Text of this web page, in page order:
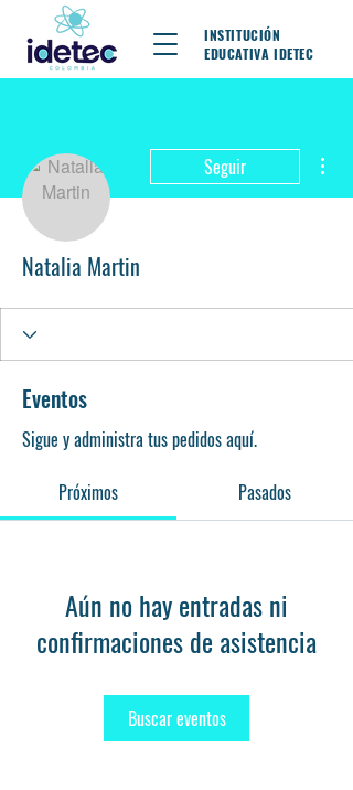
INSTITUCIÓN
EDUCATIVA IDETEC
Seguir
Natalia Martin
Eventos
Sigue y administra tus pedidos aquí.
Próximos
Pasados
Aún no hay entradas ni
confirmaciones de asistencia
Buscar eventos